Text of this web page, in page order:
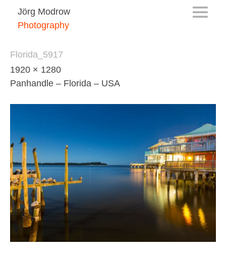
Jörg Modrow
Photography
Florida_5917
1920 × 1280
Panhandle – Florida – USA